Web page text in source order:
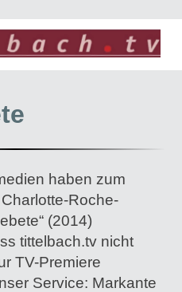
haben zum
Roche-
(2014)
tittelbach.tv nicht
TV-Premiere
Service: Markante